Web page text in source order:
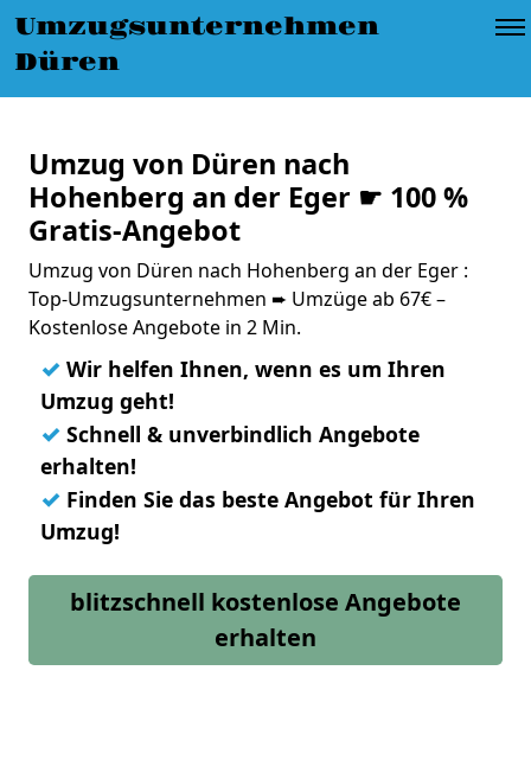
Umzugsunternehmen
Düren
Umzug von Düren nach
Hohenberg an der Eger ☛ 100 %
Gratis-Angebot
Umzug von Düren nach Hohenberg an der Eger :
Top-Umzugsunternehmen ➨ Umzüge ab 67€ –
Kostenlose Angebote in 2 Min.
✓ Wir helfen Ihnen, wenn es um Ihren
Umzug geht!
✓ Schnell & unverbindlich Angebote
erhalten!
✓ Finden Sie das beste Angebot für Ihren
Umzug!
blitzschnell kostenlose Angebote
erhalten